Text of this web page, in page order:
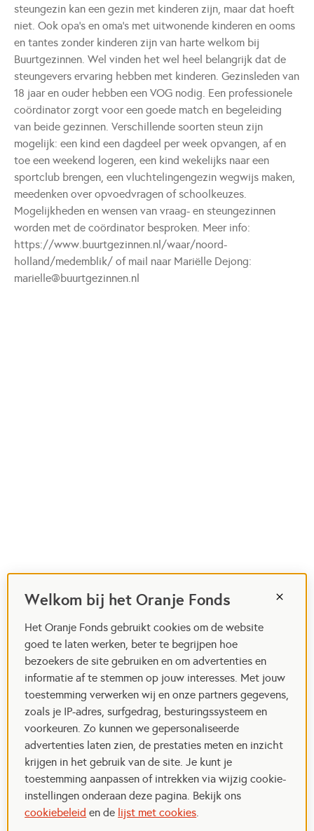
Welkom bij het Oranje Fonds
Het Oranje Fonds gebruikt cookies om de website
goed te laten werken, beter te begrijpen hoe
bezoekers de site gebruiken en om advertenties en
informatie af te stemmen op jouw interesses. Met jouw
toestemming verwerken wij en onze partners gegevens,
zoals je IP-adres, surfgedrag, besturingssysteem en
voorkeuren. Zo kunnen we gepersonaliseerde
advertenties laten zien, de prestaties meten en inzicht
krijgen in het gebruik van de site. Je kunt je
toestemming aanpassen of intrekken via wijzig cookie-
instellingen onderaan deze pagina. Bekijk ons
cookiebeleid en de lijst met cookies.
steungezin kan een gezin met kinderen zijn, maar dat hoeft
niet. Ook opa’s en oma’s met uitwonende kinderen en ooms
en tantes zonder kinderen zijn van harte welkom bij
Buurtgezinnen. Wel vinden het wel heel belangrijk dat de
steungevers ervaring hebben met kinderen. Gezinsleden van
18 jaar en ouder hebben een VOG nodig. Een professionele
coördinator zorgt voor een goede match en begeleiding
van beide gezinnen. Verschillende soorten steun zijn
mogelijk: een kind een dagdeel per week opvangen, af en
toe een weekend logeren, een kind wekelijks naar een
sportclub brengen, een vluchtelingengezin wegwijs maken,
meedenken over opvoedvragen of schoolkeuzes.
Mogelijkheden en wensen van vraag- en steungezinnen
worden met de coördinator besproken. Meer info:
https://www.buurtgezinnen.nl/waar/noord-
holland/medemblik/ of mail naar Mariëlle Dejong:
marielle@buurtgezinnen.nl